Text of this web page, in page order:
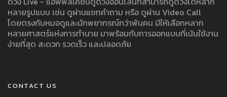
หลายรูปแบบ เช่น ดูผ่านแชทคำถาม หรือ ดูผ่าน Video Call
โดยตรงกับหมอดูและนักพยากรณ์กว่าพันคน มีให้เลือกหลาก
หลายศาสตร์แห่งการทำนาย มาพร้อมกับการออกแบบที่เน้นใช้งาน
ง่ายที่สุด สะดวก รวดเร็ว และปลอดภัย
CONTACT US